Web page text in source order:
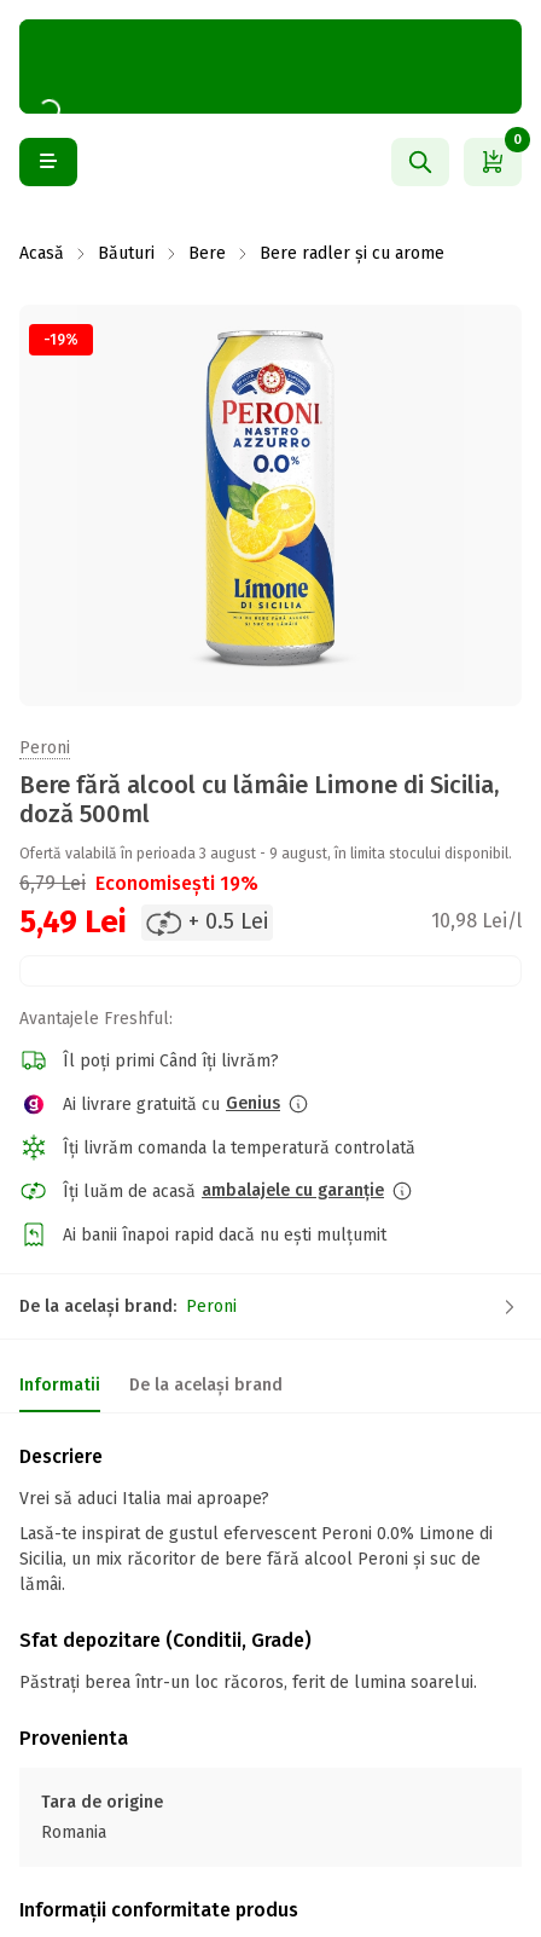
0
Acasă Băuturi Bere Bere radler și cu arome
-19%
Peroni
Bere fără alcool cu lămâie Limone di Sicilia,
doză 500ml
Ofertă valabilă în perioada 3 august - 9 august, în limita stocului disponibil.
6,79Lei Economisești 19%
5,49 Lei + 0.5 Lei 10,98 Lei/l
Avantajele Freshful:
Îl poți primi Când îți livrăm?
Ai livrare gratuită cu Genius
Îți livrăm comanda la temperatură controlată
Îți luăm de acasă ambalajele cu garanție
Ai banii înapoi rapid dacă nu ești mulțumit
De la același brand: Peroni
Informatii De la același brand
Descriere
Vrei să aduci Italia mai aproape?
Lasă-te inspirat de gustul efervescent Peroni 0.0% Limone di
Sicilia, un mix răcoritor de bere fără alcool Peroni și suc de
lămâi.
Sfat depozitare (Conditii, Grade)
Păstrați berea într-un loc răcoros, ferit de lumina soarelui.
Provenienta
Tara de origine
Romania
Informații conformitate produs